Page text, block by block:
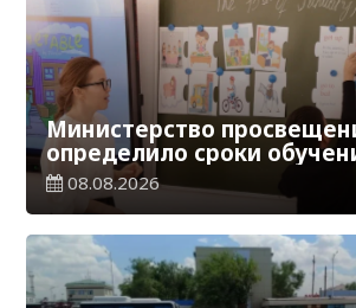
Министерство
определило сроки
каникул на 2026-2027
08.08.2026